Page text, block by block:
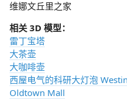
维娜文丘里之家
相关 3D 模型：
雷丁宝塔
大茶壶
大咖啡壶
西屋电气的科研大灯泡
Oldtown Mall